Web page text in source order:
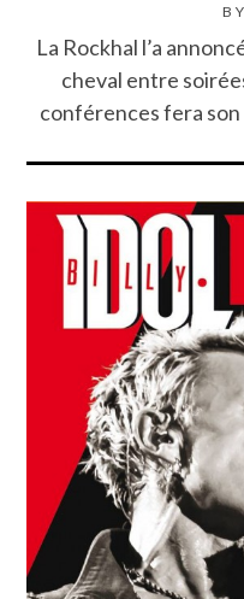
BY
La Rockhal l’a
cheval entre
conférences fera